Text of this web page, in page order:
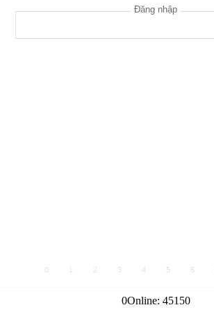
Đăng nhập
0 1 2 3 4 5 6
0Online: 45150